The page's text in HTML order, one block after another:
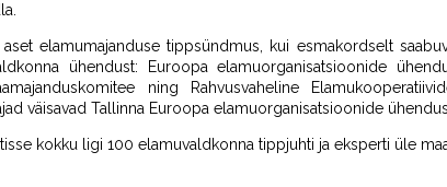
elamumajanduse tippsündmus, kui esmakordselt
ühendust: Euroopa elamuorganisatsioonide
ning Rahvusvaheline
väisavad Tallinna Euroopa elamuorganisatsioonide
kokku ligi 100 elamuvaldkonna tippjuhti ja eksperti üle